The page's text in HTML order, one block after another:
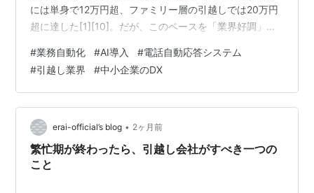
には単身で12万円超、ファミリー層の引越しでは20万円
超に達した[1][10]。だが、このペースを「業界好調」と
ている——大多数の事業者は今なお苦境にある。 料金と
コストの乖離 価格上昇は、もはや経営改善の有効な手段
とは言えない。 1. 価格上昇の実態とその限界 価格は上が
っているのに利益は伸びない——その根本はコスト側に
ある。 全日本トラック協会の試算によれば、2024年の
時…
#業務自動化 #AI導入 #電話自動応答システム
#引越し業界 #中小企業のDX
erai-official’s blog • 2ヶ月前
繁忙期が終わったら、引越し会社がすべき一つの
こと